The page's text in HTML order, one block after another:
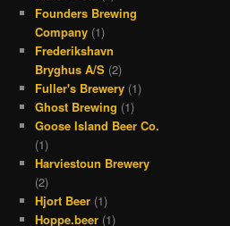
Founders Brewing
Company (1)
Frederikshavn
Bryghus A/S (2)
Fuller's Brewery (1)
Ghost Brewing (1)
Goose Island Beer Co.
(1)
Harviestoun Brewery
(2)
Hjort Beer (1)
Hoppe.beer (1)